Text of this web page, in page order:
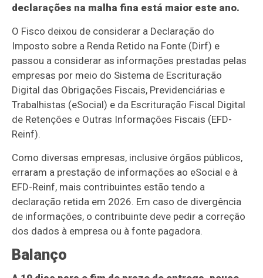
declarações na malha fina está maior este ano.
O Fisco deixou de considerar a Declaração do
Imposto sobre a Renda Retido na Fonte (Dirf) e
passou a considerar as informações prestadas pelas
empresas por meio do Sistema de Escrituração
Digital das Obrigações Fiscais, Previdenciárias e
Trabalhistas (eSocial) e da Escrituração Fiscal Digital
de Retenções e Outras Informações Fiscais (EFD-
Reinf).
Como diversas empresas, inclusive órgãos públicos,
erraram a prestação de informações ao eSocial e à
EFD-Reinf, mais contribuintes estão tendo a
declaração retida em 2026. Em caso de divergência
de informações, o contribuinte deve pedir a correção
dos dados à empresa ou à fonte pagadora.
Balanço